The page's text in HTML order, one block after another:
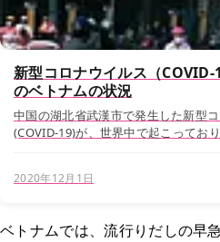
新型コロナウイルス（
のベトナムの状況
中国の湖北省武漢市で発生した新型
(COVID-19)が、世界中で起こってお
2020年12月1日
ベトナムでは、流行りだしの早